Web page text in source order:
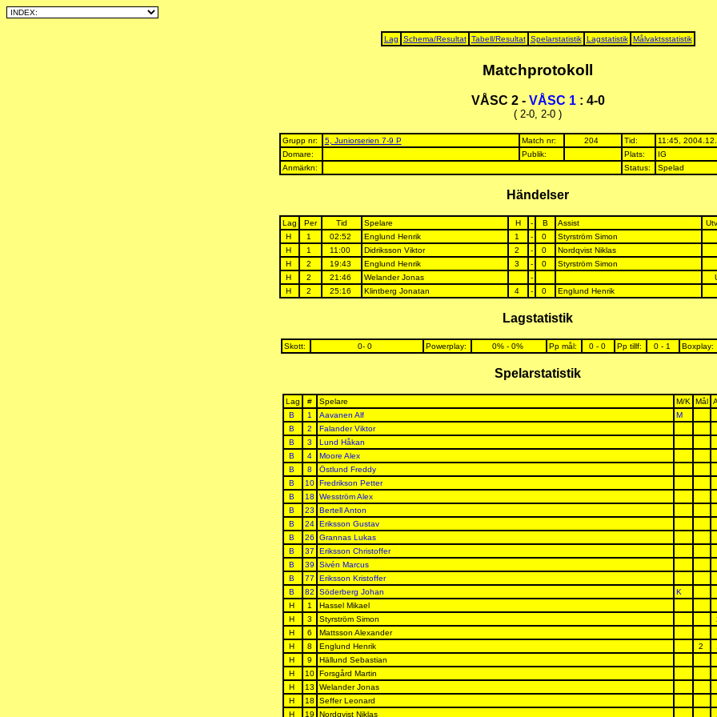
Lag Schema/Resultat Tabell/Resultat Spelarstatistik Lagstatistik Målvaktsstatistik
Matchprotokoll
VÅSC 2 - VÅSC 1 : 4-0
( 2-0, 2-0 )
Grupp nr: 5, Juniorserien 7-9 P Match nr: 204 Tid:
11:45,
Domare:
Publik: Plats:
IG
Anmärkn:
Status: Spelad
Händelser
Lag Per Tid Spelare H - B Assist
H
1 02:52 Englund Henrik 1 - 0
Styrström Simon
H
1 11:00 Didriksson Viktor 2 - 0
Nordqvist Niklas
H
2 19:43 Englund Henrik 3 - 0
Styrström Simon
H
2 21:46 Welander Jonas -
H
2 25:16 Klintberg Jonatan 4 - 0 Englund Henrik
Lagstatistik
Skott: 0- 0 Powerplay: 0% - 0% Pp mål: 0 - 0 Pp tillf: 0 - 1 Boxplay:
Spelarstatistik
Lag # Spelare M/K Mål
B
1 Aavanen Alf
M
B
2
Falander Viktor
B
3
Lund Håkan
B
4
Moore Alex
B
8
Östlund Freddy
B
10
Fredrikson Petter
B
18
Wesström Alex
B
23
Bertell Anton
B
24
Eriksson Gustav
B
26
Grannas Lukas
B
37
Eriksson Christoffer
B
39
Sivén Marcus
B
77
Eriksson Kristoffer
B
82 Söderberg Johan
K
H
1
Hassel Mikael
H
3 Styrström Simon
H
6
Mattsson Alexander
H
8 Englund Henrik 2
H
9
Hällund Sebastian
H
10
Forsgård Martin
H
13 Welander Jonas
H
18
Seffer Leonard
H
19 Nordqvist Niklas